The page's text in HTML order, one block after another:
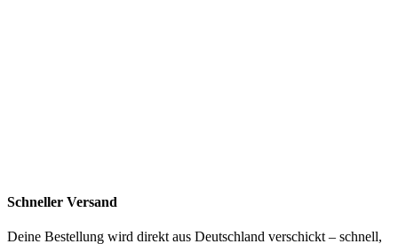
Schneller Versand
Deine Bestellung wird direkt aus Deutschland verschickt – schnell,